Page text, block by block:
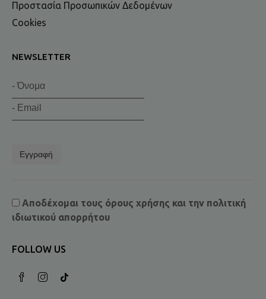
Προστασία Προσωπικών Δεδομένων
Cookies
NEWSLETTER
Εγγραφή
Αποδέχομαι τους όρους χρήσης και την πολιτική
ιδιωτικού απορρήτου
FOLLOW US